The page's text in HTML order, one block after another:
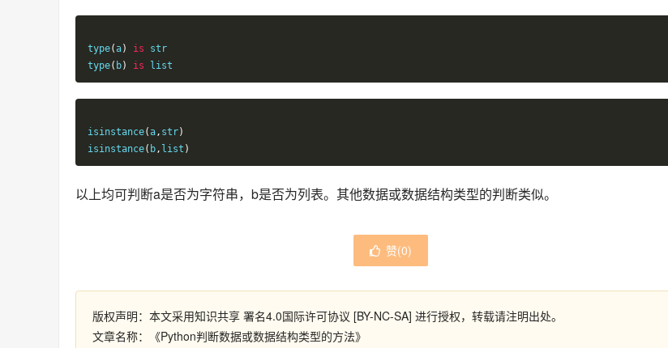
type(a) is str
type( b) is list
isinstance(a, str)
isinstance( b, list )
以上均可判断a是否为字符串，b是否为列表。其他数据或数据结构类型的判断类似。
赞(0)
版权声明：本文采用知识共享 署名4.0国际许可协议 [BY-NC-SA] 进行授权，转载请注明出处。
文章名称：《Python判断数据或数据结构类型的方法》